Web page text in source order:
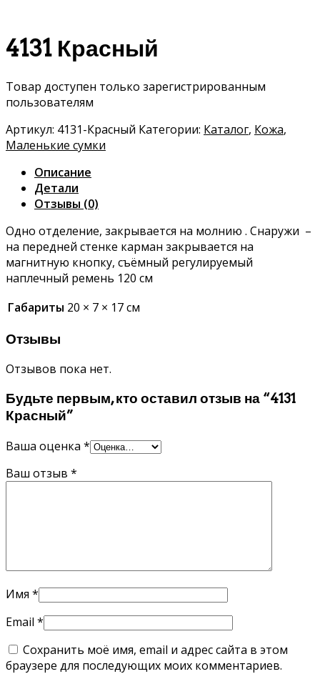
4131 Красный
Товар доступен только зарегистрированным
пользователям
Артикул: 4131-Красный Категории: Каталог, Кожа,
Маленькие сумки
Описание
Детали
Отзывы (0)
Одно отделение, закрывается на молнию . Снаружи –
на передней стенке карман закрывается на
магнитную кнопку, съёмный регулируемый
наплечный ремень 120 см
Габариты 20 × 7 × 17 см
Отзывы
Отзывов пока нет.
Будьте первым, кто оставил отзыв на “4131
Красный”
Ваша оценка *
Ваш отзыв *
Имя *
Email *
Сохранить моё имя, email и адрес сайта в этом
браузере для последующих моих комментариев.